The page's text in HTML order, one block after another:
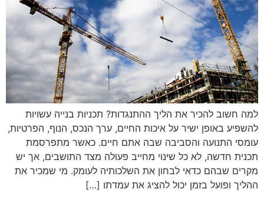
למה חשוב להכיר את הליך ההתנגדות? תכניות בנייה עשויות
להשפיע באופן ישיר על איכות החיים, ערך הנכס, הנוף, הפרטיות,
עומסי התנועה והסביבה שבה אתם חיים. כאשר מתפרסמת
תכנית חדשה, לא כל שינוי מחייב פעולה מצד התושבים, אך יש
מקרים שבהם כדאי לבחון את השלכותיה לעומק. מי שמכיר את
ההליך ופועל בזמן יכול להציג את עמדתו […]